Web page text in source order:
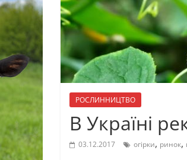
РОСЛИННИЦТВО
В Україні
03.12.2017 огірки, ринок,